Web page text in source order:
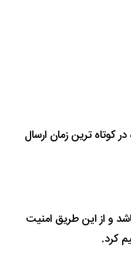
کوتاه ترین زمان ارسال
و از این طریق امنیت
کرد.